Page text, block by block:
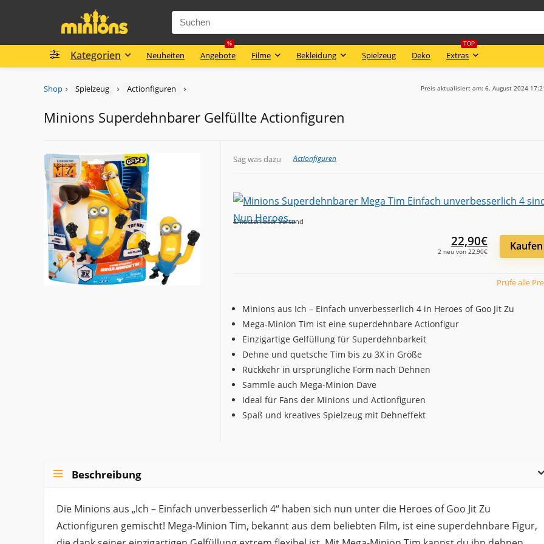
Kategorien Neuheiten Angebote
%
Filme Bekleidung Spielzeug Deko Extras
TOP
Preis aktualisiert am: 6. August 2024
Shop Spielzeug Actionfiguren
Minions Superdehnbarer Gelfüllte Actionfiguren
Sag was dazu Actionfiguren
& kostenloser Versand
Kaufen
22,90€
2 neu von 22,90€
Prüfe alle
Minions aus Ich – Einfach unverbesserlich 4 in Heroes of Goo Jit Zu
Mega-Minion Tim ist eine superdehnbare Actionfigur
Einzigartige Gelfüllung für Superdehnbarkeit
Dehne und quetsche Tim bis zu 3X in Größe
Rückkehr in ursprüngliche Form nach Dehnen
Sammle auch Mega-Minion Dave
Ideal für Fans der Minions und Actionfiguren
Spaß und kreatives Spielzeug mit Dehneffekt
Beschreibung
Die Minions aus „Ich – Einfach unverbesserlich 4“ haben sich nun unter die Heroes of Goo Jit Zu
Actionfiguren gemischt! Mega-Minion Tim, bekannt aus dem beliebten Film, ist eine superdehnbare Figur,